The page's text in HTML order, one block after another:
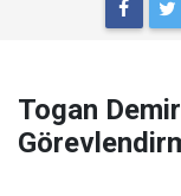
Togan